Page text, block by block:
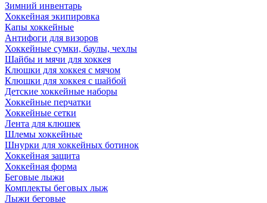
Зимний инвентарь
Хоккейная экипировка
Капы хоккейные
Антифоги для визоров
Хоккейные сумки, баулы, чехлы
Шайбы и мячи для хоккея
Клюшки для хоккея с мячом
Клюшки для хоккея с шайбой
Детские хоккейные наборы
Хоккейные перчатки
Хоккейные сетки
Лента для клюшек
Шлемы хоккейные
Шнурки для хоккейных ботинок
Хоккейная защита
Хоккейная форма
Беговые лыжи
Комплекты беговых лыж
Лыжи беговые